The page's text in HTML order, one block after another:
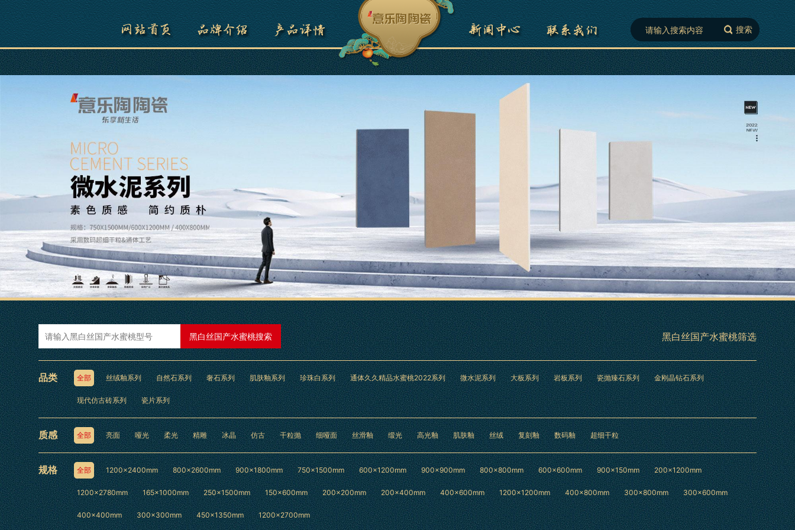
久草水蜜桃,久久精品水蜜桃2022,黑白丝国产水蜜桃,国产精品一区二区水蜜桃色欲
黑白丝国产水蜜桃搜索 黑白丝国产水蜜桃筛选
品类 全部 丝绒釉系列 自然石系列 奢石系列 肌肤釉系列 珍珠白系列 通体久久精品水蜜桃2022系列 微水泥系列 大板系列 岩板系列 瓷抛臻石系列 金刚晶钻石系列
现代仿古砖系列 瓷片系列
质感 全部 亮面 哑光 柔光 精雕 冰晶 仿古 干粒抛 细哑面 丝滑釉 缎光 高光釉 肌肤釉 丝绒 复刻釉 数码釉 超细干粒
规格 全部 1200×2400mm 800×2600mm 900×1800mm 750×1500mm 600×1200mm 900×900mm 800×800mm 600×600mm 900×150mm 200×1200mm
1200x2780mm 165x1000mm 250x1500mm 150x600mm 200x200mm 200x400mm 400x600mm 1200x1200mm 400×800mm 300×800mm 300×600mm
400x400mm 300×300mm 450x1350mm 1200x2700mm